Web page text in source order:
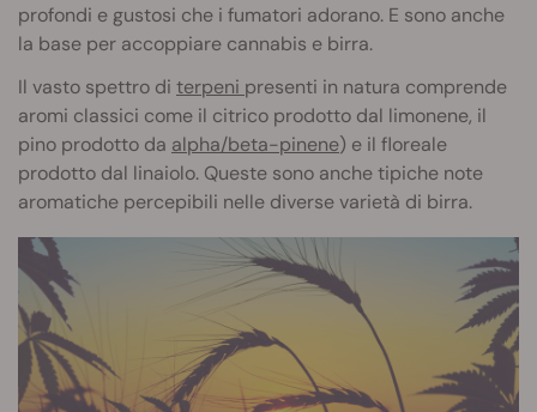
profondi e gustosi che i fumatori adorano. E sono anche
la base per accoppiare cannabis e birra.
Il vasto spettro di terpeni presenti in natura comprende
aromi classici come il citrico prodotto dal limonene, il
pino prodotto da alpha/beta-pinene) e il floreale
prodotto dal linaiolo. Queste sono anche tipiche note
aromatiche percepibili nelle diverse varietà di birra.